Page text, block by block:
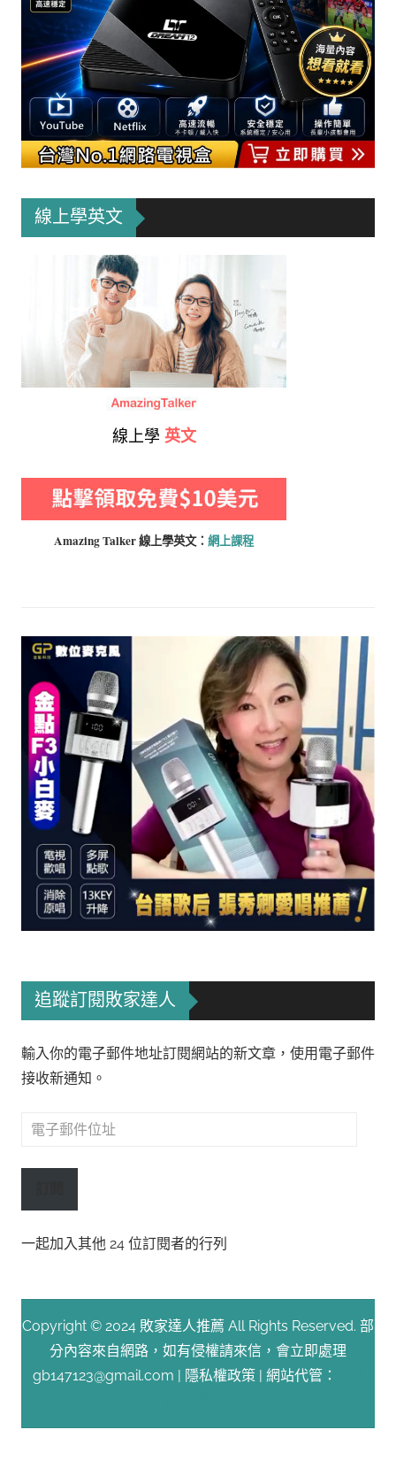
線上學英文
線上學 英文
Amazing Talker 線上學英文： 網上課程
追蹤訂閱敗家達人
輸入你的電子郵件地址訂閱網站的新文章，使用電子郵件
接收新通知。
電
郵
址
一起加入其他 24 位訂閱者的行列
Copyright © 2024 敗家達人推薦 All Rights Reserved. 部
分內容來自網路，如有侵權請來信，會立即處理
gb147123@gmail.com | 隱私權政策 | 網站代管：